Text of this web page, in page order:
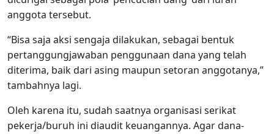
anggota tersebut.
“Bisa saja aksi sengaja dilakukan, sebagai bentuk
pertanggungjawaban penggunaan dana yang telah
diterima, baik dari asing maupun setoran anggotanya,”
tambahnya lagi.
Oleh karena itu, sudah saatnya organisasi serikat
pekerja/buruh ini diaudit keuangannya. Agar dana-